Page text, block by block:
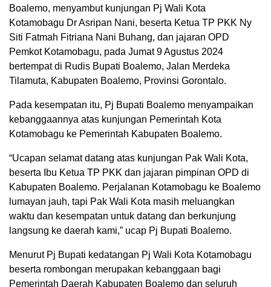
Boalemo, menyambut kunjungan Pj Wali Kota
Kotamobagu Dr Asripan Nani, beserta Ketua TP PKK Ny
Siti Fatmah Fitriana Nani Buhang, dan jajaran OPD
Pemkot Kotamobagu, pada Jumat 9 Agustus 2024
bertempat di Rudis Bupati Boalemo, Jalan Merdeka
Tilamuta, Kabupaten Boalemo, Provinsi Gorontalo.
Pada kesempatan itu, Pj Bupati Boalemo menyampaikan
kebanggaannya atas kunjungan Pemerintah Kota
Kotamobagu ke Pemerintah Kabupaten Boalemo.
“Ucapan selamat datang atas kunjungan Pak Wali Kota,
beserta Ibu Ketua TP PKK dan jajaran pimpinan OPD di
Kabupaten Boalemo. Perjalanan Kotamobagu ke Boalemo
lumayan jauh, tapi Pak Wali Kota masih meluangkan
waktu dan kesempatan untuk datang dan berkunjung
langsung ke daerah kami,” ucap Pj Bupati Boalemo.
Menurut Pj Bupati kedatangan Pj Wali Kota Kotamobagu
beserta rombongan merupakan kebanggaan bagi
Pemerintah Daerah Kabupaten Boalemo dan seluruh